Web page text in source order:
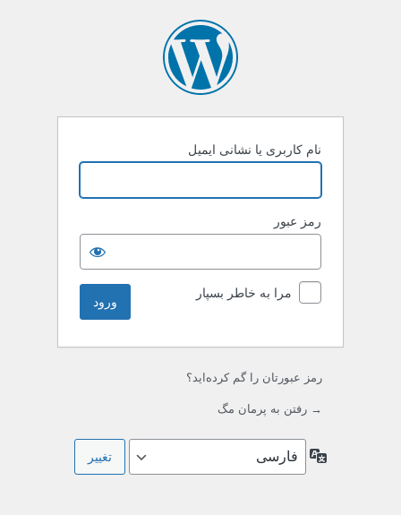
نام کاربری یا نشانی ایمیل
رمز عبور
مرا به خاطر بسپار
رمز عبورتان را گم کرده‌اید؟
→ رفتن به پرمان مگ
زبان